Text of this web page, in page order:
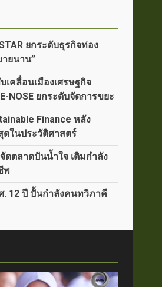
ยกระดับธุรกิจท่อง
ายนาน”
คลื่อนเมืองเศรษฐกิจ
NOSE ยกระดับจัดการขยะ
Finance หลัง
ดในประวัติศาสตร์
ดตลาดปันน้ำใจ เติมกำลัง
พ
12 ปี ปั้นกำลังคนทวิภาคี